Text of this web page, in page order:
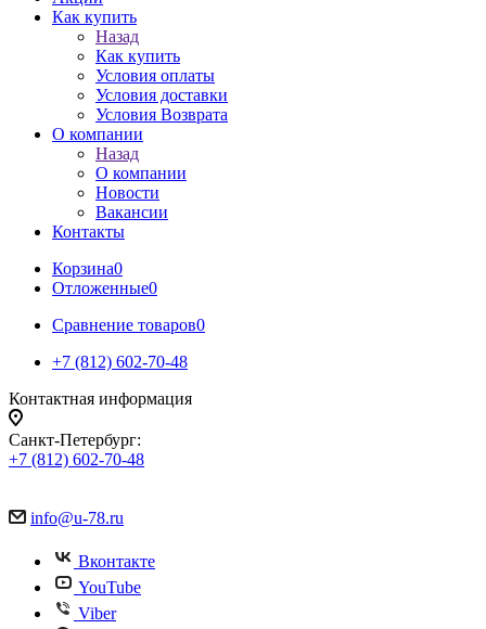
Как купить
Назад
Как купить
Условия оплаты
Условия доставки
Условия Возврата
О компании
Назад
О компании
Новости
Вакансии
Контакты
Корзина0
Отложенные0
Сравнение товаров0
+7 (812) 602-70-48
Контактная информация
Санкт-Петербург:
+7 (812) 602-70-48
info@u-78.ru
Вконтакте
YouTube
Viber